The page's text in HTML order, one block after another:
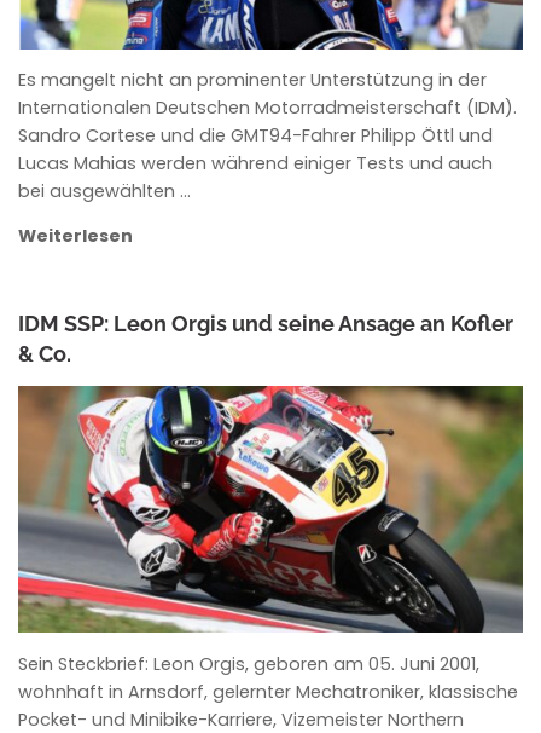
Es mangelt nicht an prominenter Unterstützung in der
Internationalen Deutschen Motorradmeisterschaft (IDM).
Sandro Cortese und die GMT94-Fahrer Philipp Öttl und
Lucas Mahias werden während einiger Tests und auch
bei ausgewählten …
Weiterlesen
IDM SSP: Leon Orgis und seine Ansage an Kofler
& Co.
ANKE WIECZOREK
Sein Steckbrief: Leon Orgis, geboren am 05. Juni 2001,
wohnhaft in Arnsdorf, gelernter Mechatroniker, klassische
Pocket- und Minibike-Karriere, Vizemeister Northern